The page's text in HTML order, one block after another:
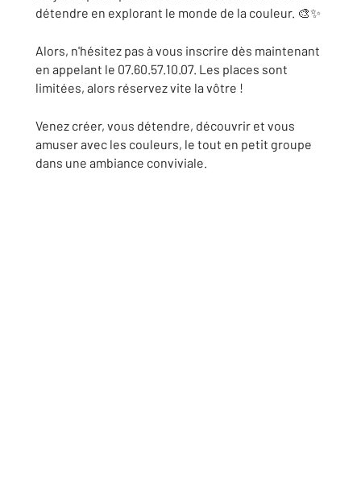
détendre en explorant le monde de la couleur. 🎨✨
Alors, n'hésitez pas à vous inscrire dès maintenant
en appelant le 07.60.57.10.07. Les places sont
limitées, alors réservez vite la vôtre !
Venez créer, vous détendre, découvrir et vous
amuser avec les couleurs, le tout en petit groupe
dans une ambiance conviviale.